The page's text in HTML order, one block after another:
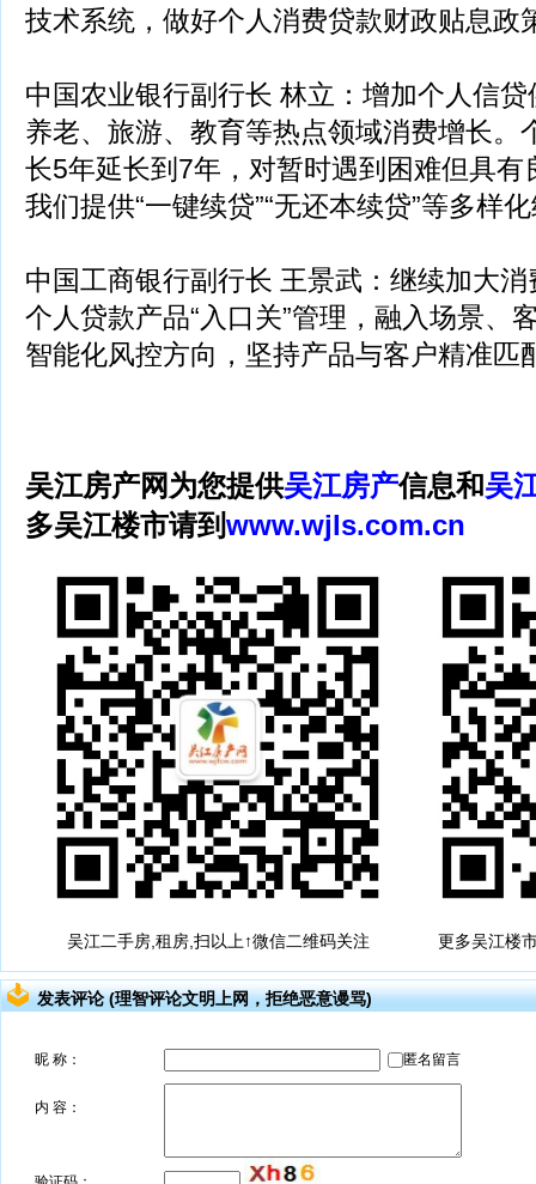
技术系统，做好个人消费贷款财政贴息政
中国农业银行副行长 林立：增加个人信
养老、旅游、教育等热点领域消费增长。
长5年延长到7年，对暂时遇到困难但具有
我们提供“一键续贷”“无还本续贷”等多样
中国工商银行副行长 王景武：继续加大
个人贷款产品“入口关”管理，融入场景、
智能化风控方向，坚持产品与客户精准匹
吴江房产网为您提供吴江房产信息和吴
多吴江楼市请到www.wjls.com.cn
吴江二手房,租房,扫以上↑微信二维码关注 更多吴江楼
发表评论 (理智评论文明上网，拒绝恶意谩骂)